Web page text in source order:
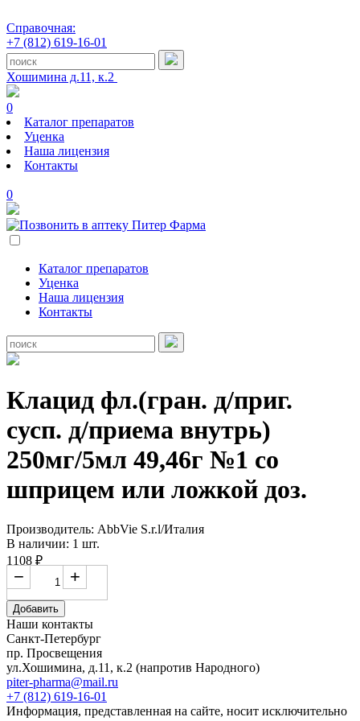
Справочная:
+7 (812) 619-16-01
Хошимина д.11, к.2
0
Каталог препаратов
Уценка
Наша лицензия
Контакты
0
Каталог препаратов
Уценка
Наша лицензия
Контакты
Клацид фл.(гран. д/приг.
сусп. д/приема внутрь)
250мг/5мл 49,46г №1 со
шприцем или ложкой доз.
Производитель: AbbVie S.r.l/Италия
В наличии: 1 шт.
1108 ₽
+
−
Добавить
Наши контакты
Санкт-Петербург
пр. Просвещения
ул.Хошимина, д.11, к.2 (напротив Народного)
piter-pharma@mail.ru
+7 (812) 619-16-01
Информация, представленная на сайте, носит исключительно